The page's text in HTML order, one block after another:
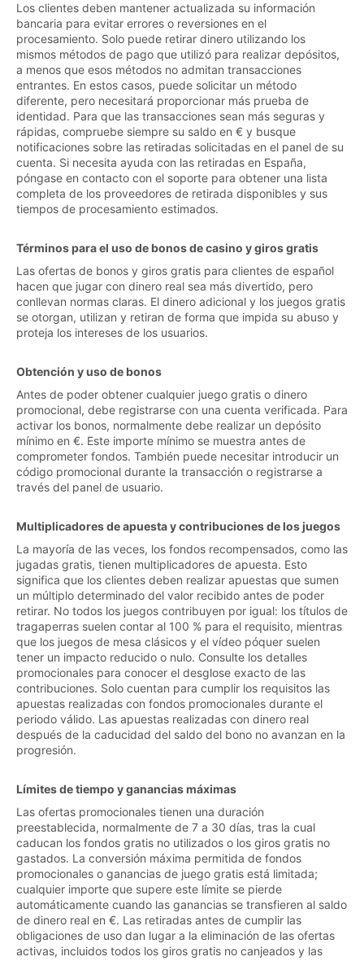
Los clientes deben mantener actualizada su información
bancaria para evitar errores o reversiones en el
procesamiento. Solo puede retirar dinero utilizando los
mismos métodos de pago que utilizó para realizar depósitos,
a menos que esos métodos no admitan transacciones
entrantes. En estos casos, puede solicitar un método
diferente, pero necesitará proporcionar más prueba de
identidad. Para que las transacciones sean más seguras y
rápidas, compruebe siempre su saldo en € y busque
notificaciones sobre las retiradas solicitadas en el panel de su
cuenta. Si necesita ayuda con las retiradas en España,
póngase en contacto con el soporte para obtener una lista
completa de los proveedores de retirada disponibles y sus
tiempos de procesamiento estimados.
Términos para el uso de bonos de casino y giros gratis
Las ofertas de bonos y giros gratis para clientes de español
hacen que jugar con dinero real sea más divertido, pero
conllevan normas claras. El dinero adicional y los juegos gratis
se otorgan, utilizan y retiran de forma que impida su abuso y
proteja los intereses de los usuarios.
Obtención y uso de bonos
Antes de poder obtener cualquier juego gratis o dinero
promocional, debe registrarse con una cuenta verificada. Para
activar los bonos, normalmente debe realizar un depósito
mínimo en €. Este importe mínimo se muestra antes de
comprometer fondos. También puede necesitar introducir un
código promocional durante la transacción o registrarse a
través del panel de usuario.
Multiplicadores de apuesta y contribuciones de los juegos
La mayoría de las veces, los fondos recompensados, como las
jugadas gratis, tienen multiplicadores de apuesta. Esto
significa que los clientes deben realizar apuestas que sumen
un múltiplo determinado del valor recibido antes de poder
retirar. No todos los juegos contribuyen por igual: los títulos de
tragaperras suelen contar al 100 % para el requisito, mientras
que los juegos de mesa clásicos y el vídeo póquer suelen
tener un impacto reducido o nulo. Consulte los detalles
promocionales para conocer el desglose exacto de las
contribuciones. Solo cuentan para cumplir los requisitos las
apuestas realizadas con fondos promocionales durante el
periodo válido. Las apuestas realizadas con dinero real
después de la caducidad del saldo del bono no avanzan en la
progresión.
Límites de tiempo y ganancias máximas
Las ofertas promocionales tienen una duración
preestablecida, normalmente de 7 a 30 días, tras la cual
caducan los fondos gratis no utilizados o los giros gratis no
gastados. La conversión máxima permitida de fondos
promocionales o ganancias de juego gratis está limitada;
cualquier importe que supere este límite se pierde
automáticamente cuando las ganancias se transfieren al saldo
de dinero real en €. Las retiradas antes de cumplir las
obligaciones de uso dan lugar a la eliminación de las ofertas
activas, incluidos todos los giros gratis no canjeados y las